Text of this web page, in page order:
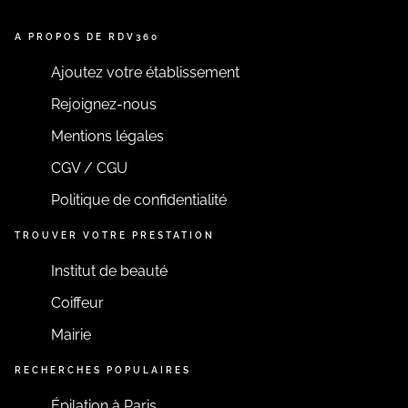
A PROPOS DE RDV360
Ajoutez votre établissement
Rejoignez-nous
Mentions légales
CGV / CGU
Politique de confidentialité
TROUVER VOTRE PRESTATION
Institut de beauté
Coiffeur
Mairie
RECHERCHES POPULAIRES